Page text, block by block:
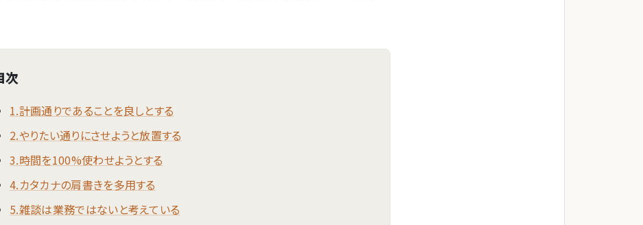
次
1.計画通りであることを良しとする
2.やりたい通りにさせようと放置する
3.時間を100%使わせようとする
4.カタカナの肩書きを多用する
5.雑談は業務ではないと考えている